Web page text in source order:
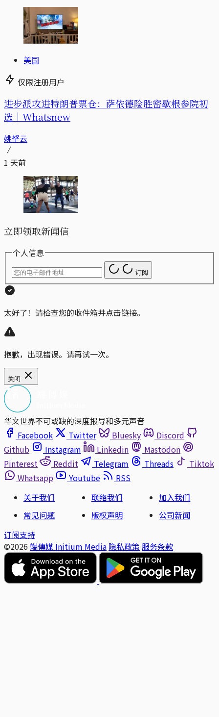
美国
仅限注册用户
进步派攻进特朗普票仓：萨依德险胜密歇根参院初
选｜Whatsnew
姚拏云
1 天前
立即领取新闻信
个人信息
订阅
太好了！请检查您的收件箱并点击链接。
抱歉，出现错误。请再试一次。
关闭
华文世界不可或缺的深度报导和多元声音
Facebook
Twitter Bluesky
Discord
Github
Instagram Linkedin
Mastodon
Pinterest
Reddit Telegram Threads
Tiktok
Whatsapp
Youtube
RSS
关于我们
联络我们
加入我们
常见问题
版权声明
公司新闻
订阅支持
©2026 端傳媒 Initium Media 隐私政策 服务条款